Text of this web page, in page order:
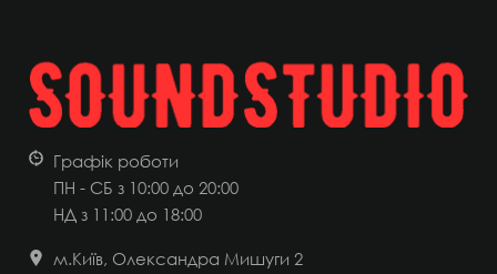
Графік роботи
ПН - СБ з 10:00 до 20:00
НД з 11:00 до 18:00
м.Київ, Олександра Мишуги 2